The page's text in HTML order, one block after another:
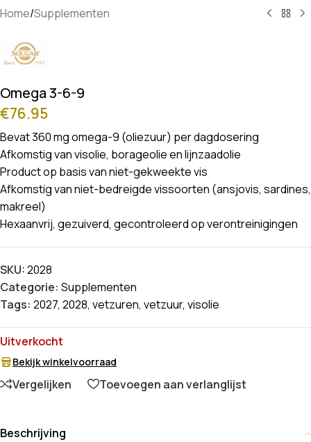
Home/Supplementen
Omega 3-6-9
€76.95
Bevat 360 mg omega-9 (oliezuur) per dagdosering
Afkomstig van visolie, borageolie en lijnzaadolie
Product op basis van niet-gekweekte vis
Afkomstig van niet-bedreigde vissoorten (ansjovis, sardines,
makreel)
Hexaanvrij, gezuiverd, gecontroleerd op verontreinigingen
SKU:2028
Categorie: Supplementen
Tags: 2027, 2028, vetzuren, vetzuur, visolie
Uitverkocht
Bekijk winkelvoorraad
Vergelijken Toevoegen aan verlanglijst
Beschrijving